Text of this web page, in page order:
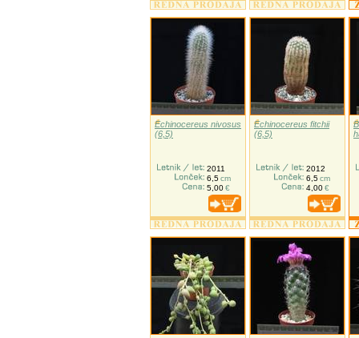
Echinocereus nivosus
(6,5)
2011
6,5cm
5,00€
Echinocereus fitchii
(6,5)
2012
6,5cm
4,00€